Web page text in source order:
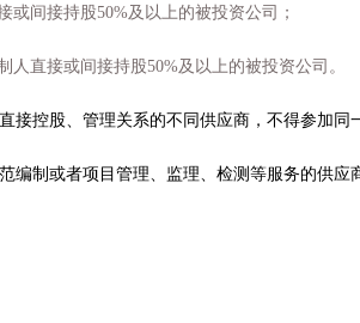
或间接持股50%及以上的被投资公司；
人直接或间接持股50%及以上的被投资公司。
接控股、管理关系的不同供应商，不得参加同
编制或者项目管理、监理、检测等服务的供应